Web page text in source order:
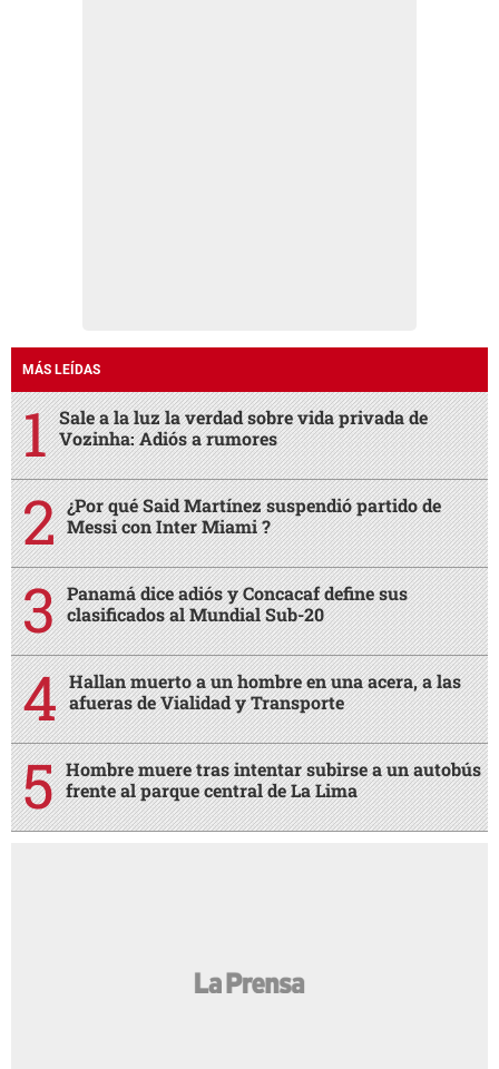
MÁS LEÍDAS
Sale a la luz la verdad sobre vida privada de
Vozinha: Adiós a rumores
¿Por qué Said Martínez suspendió partido de
Messi con Inter Miami ?
Panamá dice adiós y Concacaf define sus
clasificados al Mundial Sub-20
Hallan muerto a un hombre en una acera, a las
afueras de Vialidad y Transporte
Hombre muere tras intentar subirse a un autobús
frente al parque central de La Lima